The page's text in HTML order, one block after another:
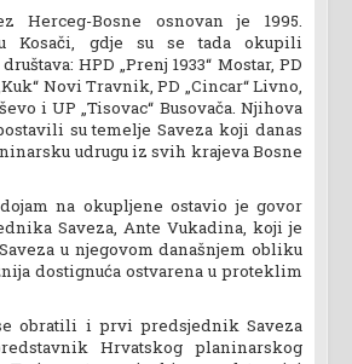
Herceg-Bosne osnovan je 1995.
Kosači, gdje su se tada okupili
HPD „Prenj 1933“ Mostar, PD
Novi Travnik, PD „Cincar“ Livno,
i UP „Tisovac“ Busovača. Njihova
su temelje Saveza koji danas
udrugu iz svih krajeva Bosne
na okupljene ostavio je govor
Saveza, Ante Vukadina, koji je
u njegovom današnjem obliku
dostignuća ostvarena u proteklim
obratili i prvi predsjednik Saveza
Hrvatskog planinarskog